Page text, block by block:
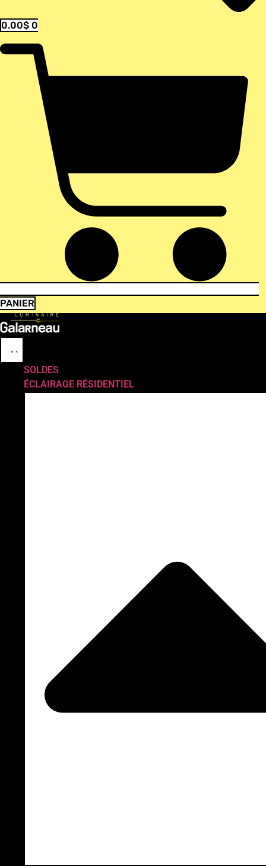
0.00$ 0
PANIER
SOLDES
ÉCLAIRAGE RÉSIDENTIEL